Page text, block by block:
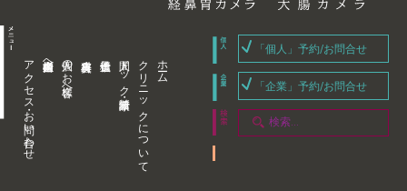
アクセス・お問い合わせ 企業内担当者様へ 個人のお客様へ 人間ドック・健康診断 クリニックについて ホーム
「個人」予約/お問合せ
「企業」予約/お問合せ